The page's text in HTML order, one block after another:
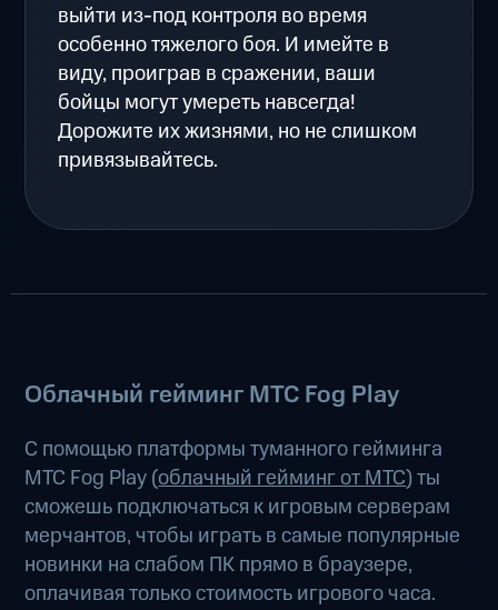
выйти из-под контроля во время
особенно тяжелого боя. И имейте в
виду, проиграв в сражении, ваши
бойцы могут умереть навсегда!
Дорожите их жизнями, но не слишком
привязывайтесь.
Облачный гейминг МТС Fog Play
С помощью платформы туманного гейминга
МТС Fog Play (облачный гейминг от МТС) ты
сможешь подключаться к игровым серверам
мерчантов, чтобы играть в самые популярные
новинки на слабом ПК прямо в браузере,
оплачивая только стоимость игрового часа.